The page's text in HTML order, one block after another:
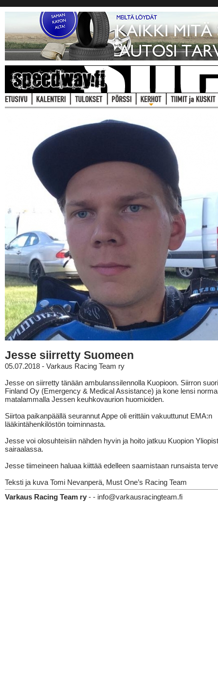
Jesse siirretty Suomeen
05.07.2018 - Varkaus Racing Team ry
Jesse on siirretty tänään ambulanssilennolla Kuopioon. Siirron
Finland Oy (Emergency & Medical Assistance) ja kone lensi
matalammalla Jessen keuhkovaurion huomioiden.
Siirtoa paikanpäällä seurannut Appe oli erittäin vakuuttunut EMA:n
lääkintähenkilöstön toiminnasta.
Jesse voi olosuhteisiin nähden hyvin ja hoito jatkuu Kuopion
sairaalassa.
Jesse tiimeineen haluaa kiittää edelleen saamistaan runsaista
Teksti ja kuva Tomi Nevanperä, Must One’s Racing Team
Varkaus Racing Team ry - - info@varkausracingteam.fi